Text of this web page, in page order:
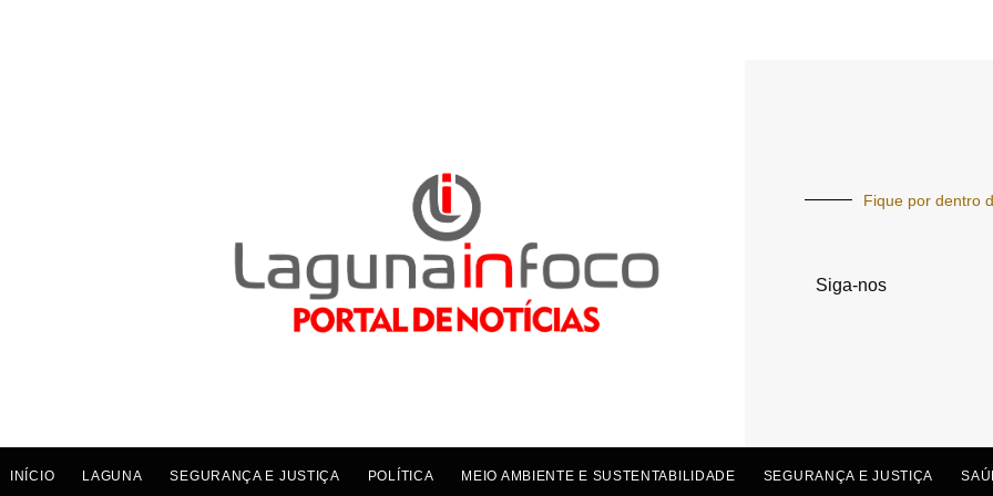
Fique por dentro
Siga-nos
INÍCIO LAGUNA SEGURANÇA E JUSTIÇA POLÍTICA MEIO AMBIENTE E SUSTENTABILIDADE SEGURANÇA E JUSTIÇA